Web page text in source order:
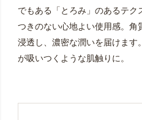
でもある「とろみ」のあるテク
つきのない心地よい使用感。角
浸透し、濃密な潤いを届けます
が吸いつくような肌触りに。